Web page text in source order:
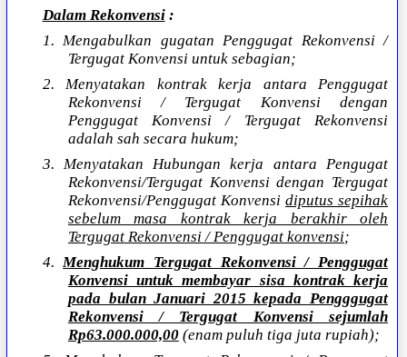
Dalam Rekonvensi:
1. Mengabulkan gugatan Penggugat Rekonvensi /
Tergugat Konvensi untuk sebagian;
2. Menyatakan kontrak kerja antara Penggugat
Rekonvensi / Tergugat Konvensi dengan
Penggugat Konvensi / Tergugat Rekonvensi
adalah sah secara hukum;
3. Menyatakan Hubungan kerja antara Pengugat
Rekonvensi/Tergugat Konvensi dengan Tergugat
Rekonvensi/Penggugat Konvensi diputus sepihak
sebelum masa kontrak kerja berakhir oleh
Tergugat Rekonvensi / Penggugat konvensi;
4.Menghukum Tergugat Rekonvensi / Penggugat
Konvensi untuk membayar sisa kontrak kerja
pada bulan Januari 2015 kepada Pengggugat
Rekonvensi / Tergugat Konvensi sejumlah
Rp63.000.000,00(enam puluh tiga juta rupiah);